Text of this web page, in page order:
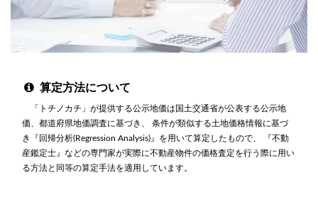
算定方法について
「トチノカチ」が提供する公示地価は国土交通省が公表する公示地
価、都道府県地価調査に基づき、 条件が類似する土地価格情報に基づ
き『回帰分析(Regression Analysis)』を用いて算定したもので、 『不動
産鑑定士』などの専門家が実際に不動産物件の価格査定を行う際に用い
る方法と同等の算定手法を適用しています。